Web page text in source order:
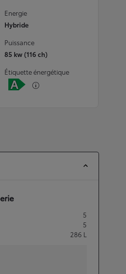
Energie
Hybride
Puissance
85 kw (116 ch)
Étiquette énergétique
5
5
286 L